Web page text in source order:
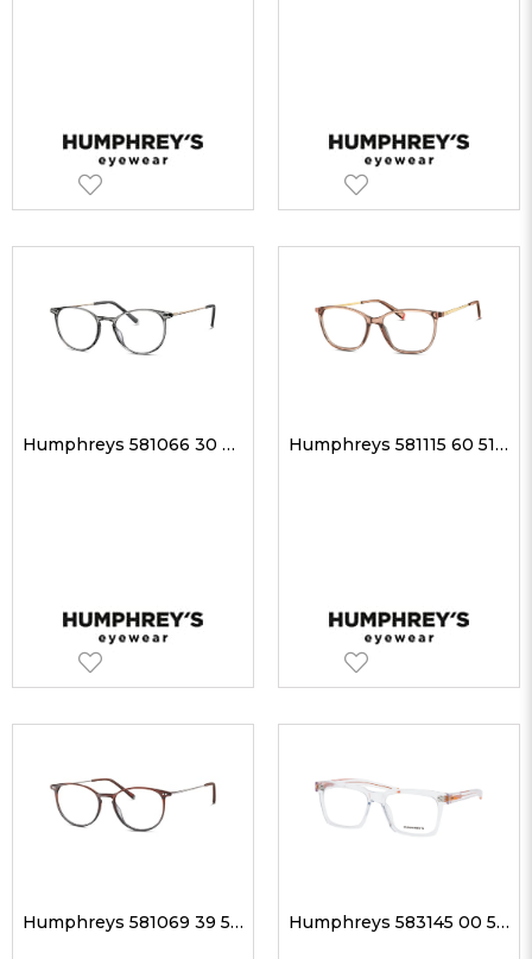
Humphreys 581066 30 47-17 Unisex Optik Gözlükler Humphreys 581115 60 51-15 Unisex Optik Gözlükler
Humphreys 581069 39 51-17 Unisex Optik Gözlükler Humphreys 583145 00 53-17 Unisex Optik Gözlükler